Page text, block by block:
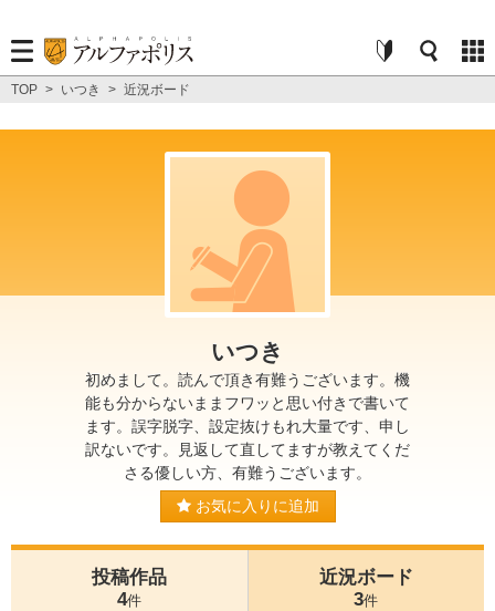
TOP > いつき > 近況ボード
いつき
初めまして。読んで頂き有難うございます。機
能も分からないままフワッと思い付きで書いて
ます。誤字脱字、設定抜けもれ大量です、申し
訳ないです。見返して直してますが教えてくだ
さる優しい方、有難うございます。
お気に入りに追加
投稿作品
4件
近況ボード
3件